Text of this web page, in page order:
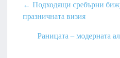
← Подходящи сребърни
празничната визия
Раницата – модерната